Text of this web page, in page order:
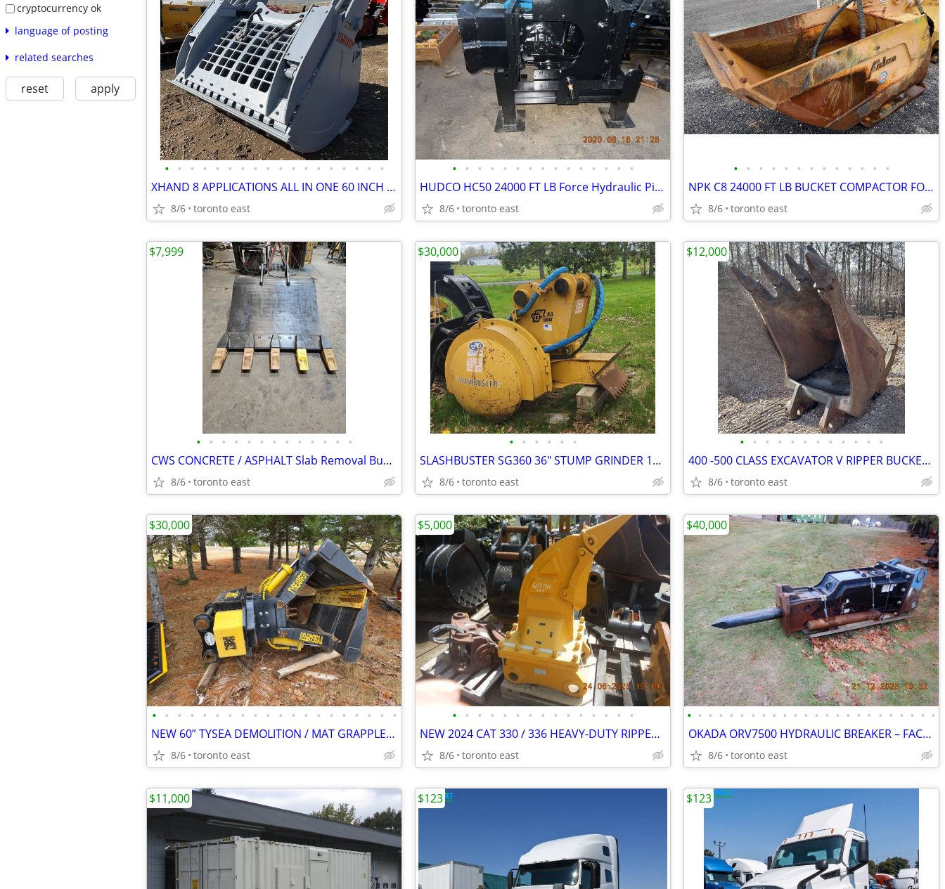
cryptocurrency ok
language of posting
related searches
reset apply
• • • • • • • • • • • • • • • • • •
XHAND 8 APPLICATIONS ALL IN ONE 60 INCH BUCKET - 2 X GRAPPLE- SCREENER
8/6 toronto east
• • • • • • • • • • • • • • •
HUDCO HC50 24000 FT LB Force Hydraulic Pile Driver / Compactor
8/6 toronto east
• • • • • • • • • • • • •
NPK C8 24000 FT LB BUCKET COMPACTOR FOR 200-240 EXCAVATOR
8/6 toronto east
• • • • • • • • • • • • •
CWS CONCRETE / ASPHALT Slab Removal Bucket for Excavator
8/6 toronto east
$7,999
• • • • • •
SLASHBUSTER SG360 36" STUMP GRINDER 150 - 350 CLASS EXCAVATORS
8/6 toronto east
$30,000
• • • • • • • • • • • •
400 -500 CLASS EXCAVATOR V RIPPER BUCKET c/w ESCO RIPPERS BUILT IN
8/6 toronto east
$12,000
• • • • • • • • • • • • • • • • • • • •
NEW 60” TYSEA DEMOLITION / MAT GRAPPLE – 200–350 EXCAVATORS
8/6 toronto east
$30,000
• • • • • • • • • • • • • • •
NEW 2024 CAT 330 / 336 HEAVY-DUTY RIPPER – FITS 300–450 CLASS EXCAVATO
8/6 toronto east
$5,000
• • • • • • • • • • • • • • • • • • • • • • • •
OKADA ORV7500 HYDRAULIC BREAKER – FACTORY STAGE 2 2023 REBUILD
8/6 toronto east
$40,000
$11,000 $123 $123